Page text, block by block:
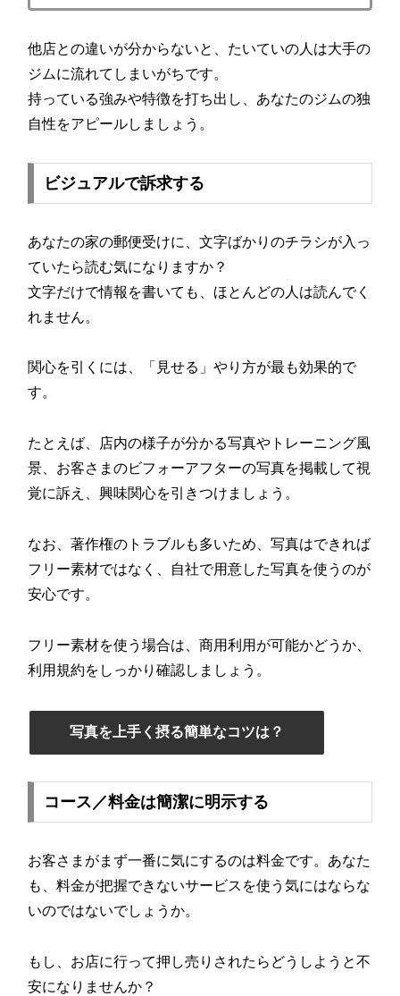
他店との違いが分からないと、たいていの人は大手の
ジムに流れてしまいがちです。
持っている強みや特徴を打ち出し、あなたのジムの独
自性をアピールしましょう。
ビジュアルで訴求する
あなたの家の郵便受けに、文字ばかりのチラシが入っ
ていたら読む気になりますか？
文字だけで情報を書いても、ほとんどの人は読んでく
れません。
関心を引くには、「見せる」やり方が最も効果的で
す。
たとえば、店内の様子が分かる写真やトレーニング風
景、お客さまのビフォーアフターの写真を掲載して視
覚に訴え、興味関心を引きつけましょう。
なお、著作権のトラブルも多いため、写真はできれば
フリー素材ではなく、自社で用意した写真を使うのが
安心です。
フリー素材を使う場合は、商用利用が可能かどうか、
利用規約をしっかり確認しましょう。
写真を上手く摂る簡単なコツは？
コース／料金は簡潔に明示する
お客さまがまず一番に気にするのは料金です。あなた
も、料金が把握できないサービスを使う気にはならな
いのではないでしょうか。
もし、お店に行って押し売りされたらどうしようと不
安になりませんか？